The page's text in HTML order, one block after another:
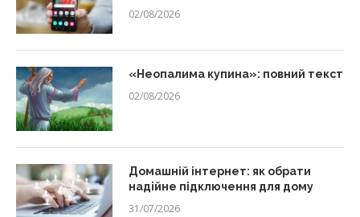
02/08/2026
«Неопалима купина»: повний текст
02/08/2026
Домашній інтернет: як обрати
надійне підключення для дому
31/07/2026